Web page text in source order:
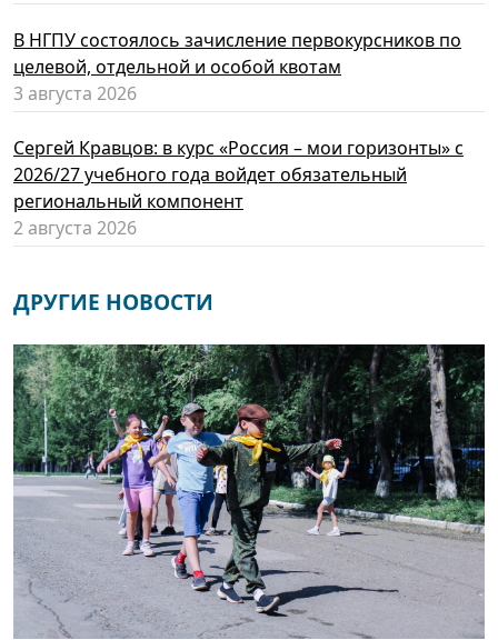
В НГПУ состоялось зачисление первокурсников по
целевой, отдельной и особой квотам
3 августа 2026
Сергей Кравцов: в курс «Россия – мои горизонты» с
2026/27 учебного года войдет обязательный
региональный компонент
2 августа 2026
ДРУГИЕ НОВОСТИ